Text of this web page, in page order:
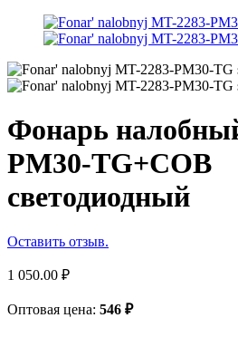
Фонарь
PM30-TG+COB
светодиодный
Оставить отзыв.
1 050.00 ₽
Оптовая цена: 546 ₽